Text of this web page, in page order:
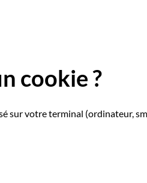
cookie ?
sur votre terminal (ordinateur,